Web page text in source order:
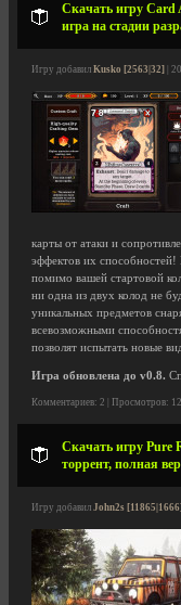
Скачать игру Card
игра на стадии
Игру добавил Kusko [2563|32] |
карты от атаки и
эффектов их
помимо вашей стартовой
ни одна из двух колод не
уникальных предметов
всевозможными
позволят испытать новые
Игра обновлена до v0.8.
Комментариев: 2 | Просмотров:
Скачать игру Pure
торрент, полная
Игру добавил John2s [11865|1666]